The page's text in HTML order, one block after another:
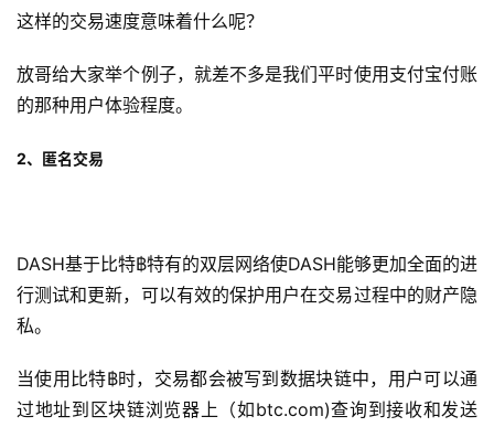
这样的交易速度意味着什么呢？
放哥给大家举个例子，就差不多是我们平时使用支付宝付账
的那种用户体验程度。
2、匿名交易
DASH基于比特฿特有的双层网络使DASH能够更加全面的进
行测试和更新，可以有效的保护用户在交易过程中的财产隐
私。
当使用比特฿时，交易都会被写到数据块链中，用户可以通
过地址到区块链浏览器上（如btc.com)查询到接收和发送